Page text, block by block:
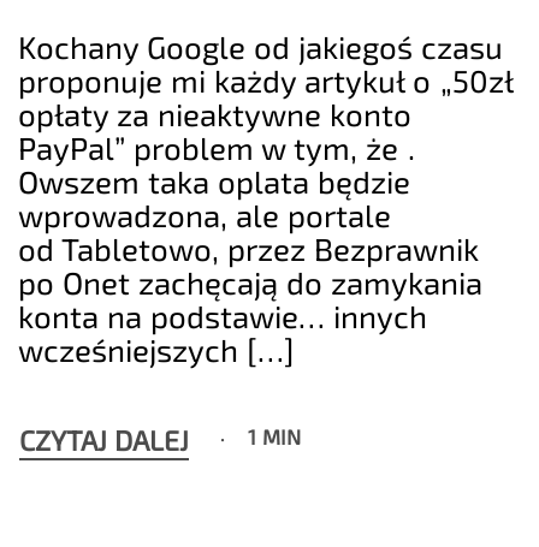
Kochany Google od jakiegoś czasu
proponuje mi każdy artykuł o „50zł
opłaty za nieaktywne konto
PayPal” problem w tym, że .
Owszem taka oplata będzie
wprowadzona, ale portale
od Tabletowo, przez Bezprawnik
po Onet zachęcają do zamykania
konta na podstawie… innych
wcześniejszych […]
CZYTAJ DALEJ 1 MIN